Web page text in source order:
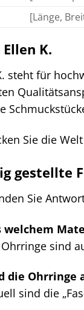
[Länge,
K.
steht für
Sie die
gestellte
Sie
welchem
sind
die Ohrringe
sind die